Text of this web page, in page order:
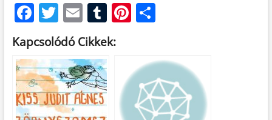
F
ac
e
b
o
o
T
w
itt
er
E
m
ail
T
u
m
bl
r
Pi
es
O
m
e
g
Kapcsolódó Cikkek: